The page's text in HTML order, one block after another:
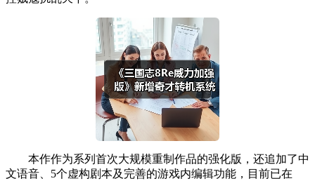
本作作为系列首次大规模重制作品的强化版，还追加了中
文语音、5个虚构剧本及完善的游戏内编辑功能，目前已在